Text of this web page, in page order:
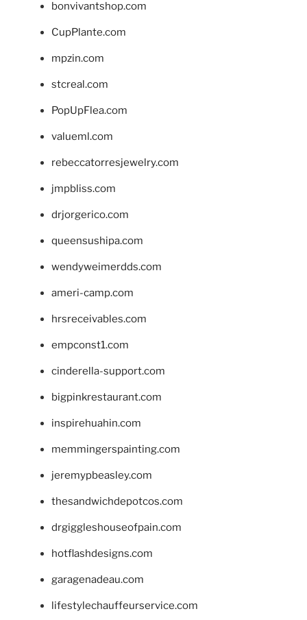
bonvivantshop.com
CupPlante.com
mpzin.com
stcreal.com
PopUpFlea.com
valueml.com
rebeccatorresjewelry.com
jmpbliss.com
drjorgerico.com
queensushipa.com
wendyweimerdds.com
ameri-camp.com
hrsreceivables.com
empconst1.com
cinderella-support.com
bigpinkrestaurant.com
inspirehuahin.com
memmingerspainting.com
jeremypbeasley.com
thesandwichdepotcos.com
drgiggleshouseofpain.com
hotflashdesigns.com
garagenadeau.com
lifestylechauffeurservice.com